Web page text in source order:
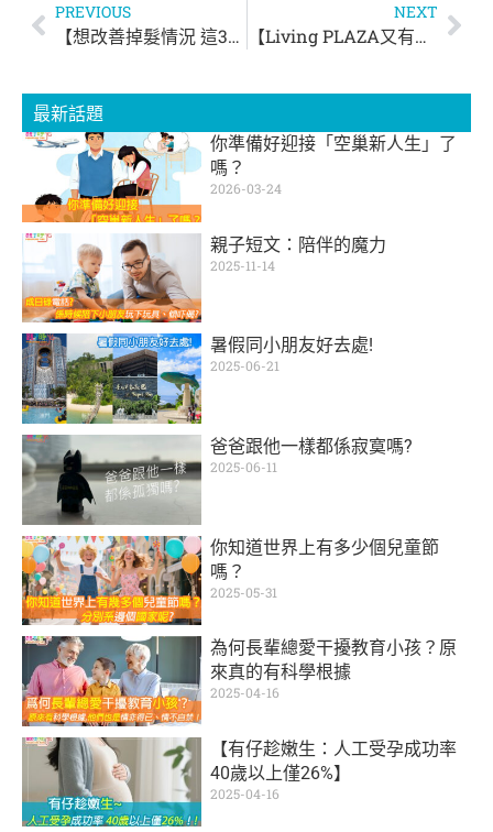
PREVIOUS
【想改善掉髮情況 這3類食物要少吃】
NEXT
【Living PLAZA又有優惠】
最新話題
你準備好迎接「空巢新人生」了
嗎？
2026-03-24
親子短文：陪伴的魔力
2025-11-14
暑假同小朋友好去處!
2025-06-21
爸爸跟他一樣都係寂寞嗎?
2025-06-11
你知道世界上有多少個兒童節
嗎？
2025-05-31
為何長輩總愛干擾教育小孩？原
來真的有科學根據
2025-04-16
【有仔趁嫩生：人工受孕成功率
40歲以上僅26%】
2025-04-16